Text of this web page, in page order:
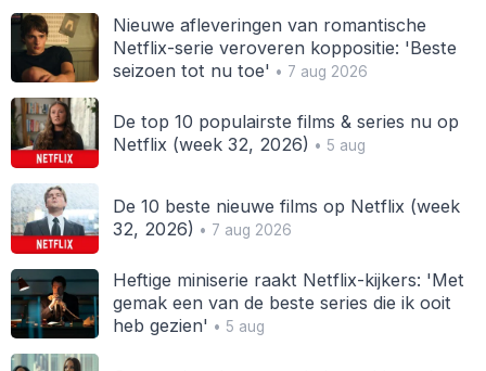
Nieuwe afleveringen van romantische
Netflix-serie veroveren koppositie: 'Beste
seizoen tot nu toe' • 7 aug 2026
De top 10 populairste films & series nu op
Netflix (week 32, 2026) • 5 aug
De 10 beste nieuwe films op Netflix (week
32, 2026) • 7 aug 2026
Heftige miniserie raakt Netflix-kijkers: 'Met
gemak een van de beste series die ik ooit
heb gezien' • 5 aug